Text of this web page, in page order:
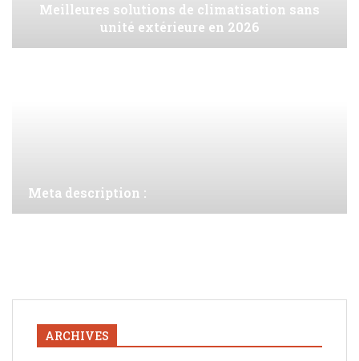
Meilleures solutions de climatisation sans
unité extérieure en 2026
Meta description :
ARCHIVES